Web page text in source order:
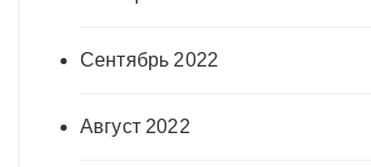
Сентябрь 2022
Август 2022